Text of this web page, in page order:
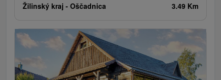
Žilinský kraj - Oščadnica 3.49 Km